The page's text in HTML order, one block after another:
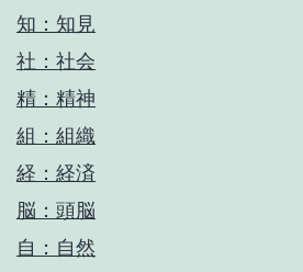
知：知見
社：社会
精：精神
組：組織
経：経済
脳：頭脳
自：自然